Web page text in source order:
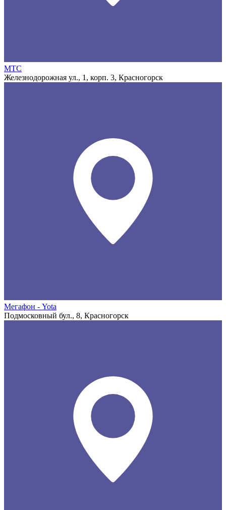
МТС
Железнодорожная ул., 1, корп. 3, Красногорск
Мегафон - Yota
Подмосковный бул., 8, Красногорск